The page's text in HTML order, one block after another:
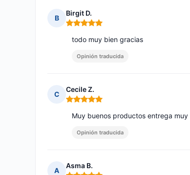
B
Birgit D.
Nota: 5 de 5
todo muy bien gracias
Opinión traducida
C
Cecile Z.
Nota: 5 de 5
Muy buenos productos entrega muy
Opinión traducida
A
Asma B.